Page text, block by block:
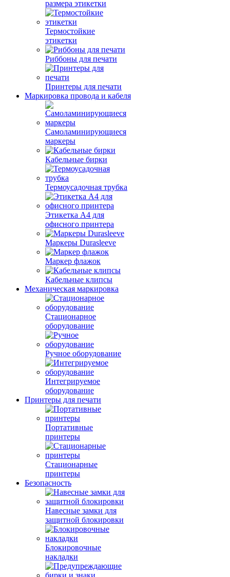
размера этикетки
Термостойкие
этикетки
Риббоны для печати
Принтеры для печати
Маркировка провода и кабеля
Самоламинирующиеся
маркеры
Кабельные бирки
Термоусадочная трубка
Этикетка А4 для
офисного принтера
Маркеры Durasleeve
Маркер флажок
Кабельные клипсы
Механическая маркировка
Стационарное
оборудование
Ручное оборудование
Интегрируемое
оборудование
Принтеры для печати
Портативные
принтеры
Стационарные
принтеры
Безопасность
Навесные замки для
защитной блокировки
Блокировочные
накладки